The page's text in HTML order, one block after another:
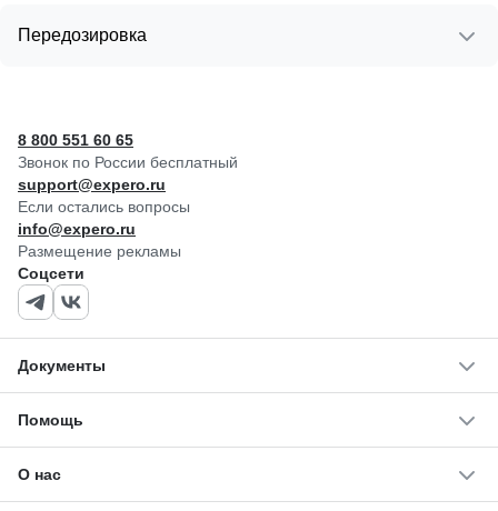
Передозировка
8 800 551 60 65
Звонок по России бесплатный
support@expero.ru
Если остались вопросы
info@expero.ru
Размещение рекламы
Соцсети
Документы
Помощь
О нас